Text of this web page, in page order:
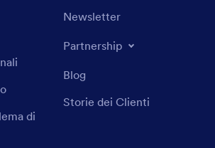
di
Newsletter
Partnership
Blog
Storie dei Clienti